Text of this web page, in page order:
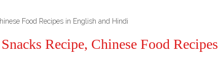
Food Recipes in English and Hindi
Recipe, Chinese Food Recipes